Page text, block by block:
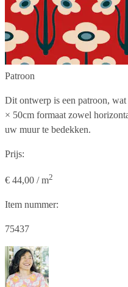
Patroon
Dit ontwerp is een patroon,
× 50cm formaat zowel
uw muur te bedekken.
Prijs:
€ 44,00 / m2
Item nummer:
75437